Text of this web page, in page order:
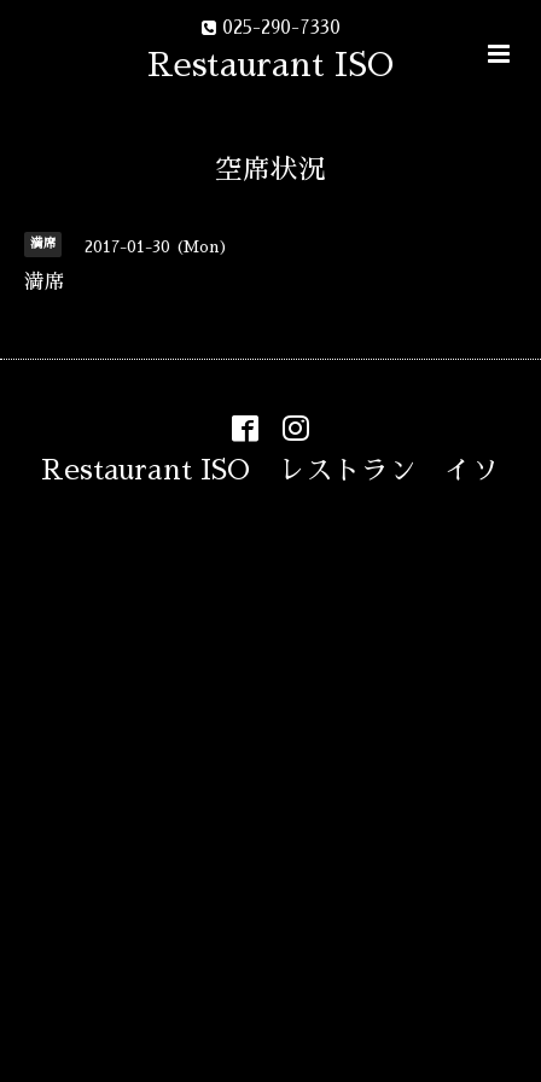
025-290-7330
Restaurant ISO
空席状況
満席 2017-01-30 (Mon)
満席
Restaurant ISO レストラン イソ